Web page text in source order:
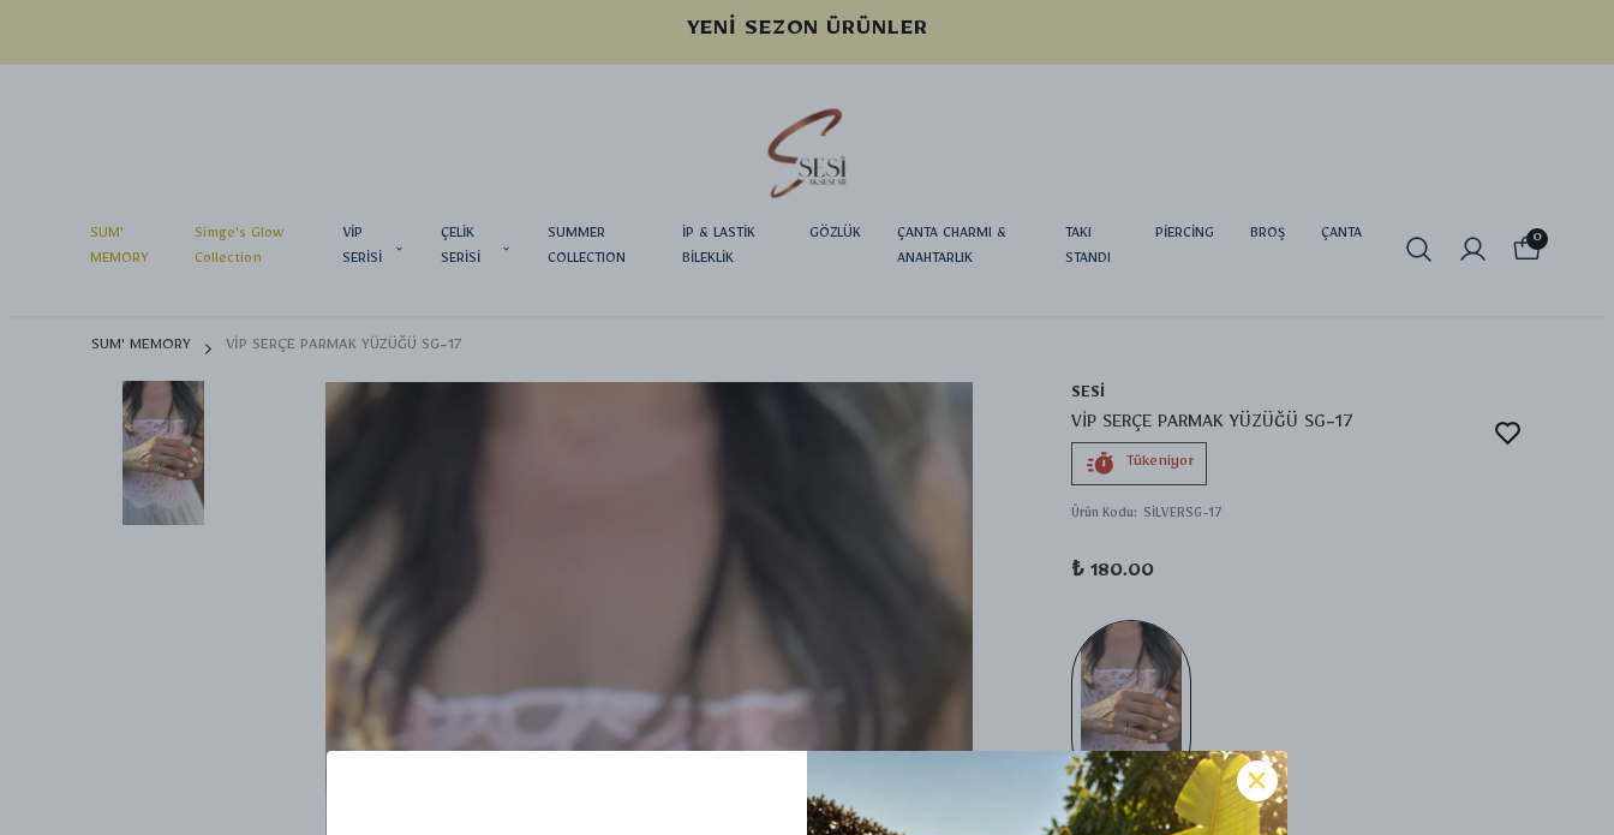
YENI SEZON ÜRÜNLER
SUM'
MEMORY
Simge's Glow
Collection
VİP
SERİSİ
ÇELİK
SERİSİ
SUMMER
COLLECTION
İP & LASTİK
BİLEKLİK
GÖZLÜK
ÇANTA CHARMI &
ANAHTARLIK
TAKI
STANDI
PİERCİNG BROŞ ÇANTA 0
SUM' MEMORY VİP SERÇE PARMAK YÜZÜĞÜ SG-17
SESİ
VİP SERÇE PARMAK YÜZÜĞÜ SG-17
Tükeniyor
Ürün Kodu: SİLVERSG-17
₺ 180.00
SİLVER